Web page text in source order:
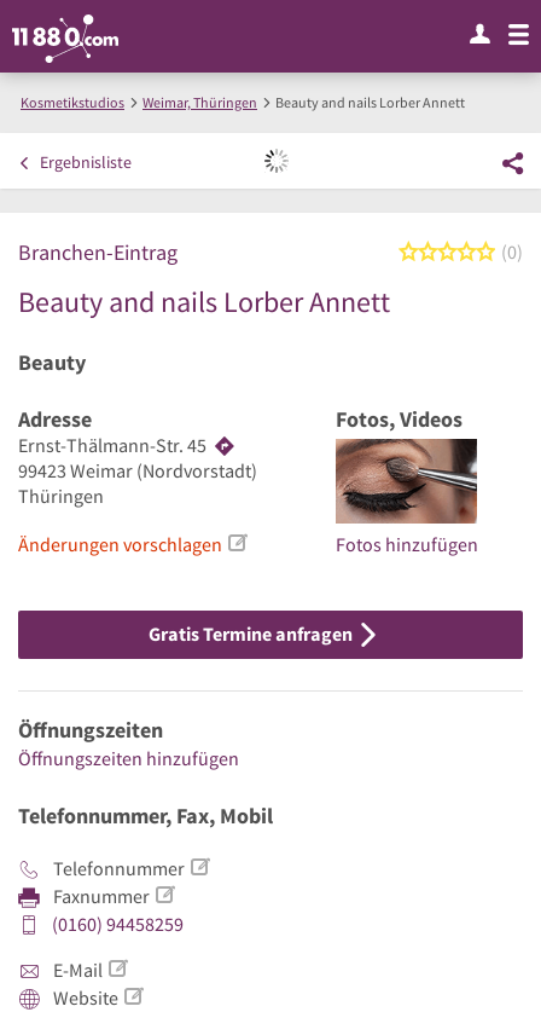
Kosmetikstudios Weimar, Thüringen Beauty and nails Lorber Annett
Ergebnisliste
Branchen-Eintrag 00
Beauty and nails Lorber Annett
Beauty
Adresse
Ernst-Thälmann-Str. 45
99423 Weimar (Nordvorstadt)
Thüringen
Änderungen vorschlagen
Fotos, Videos
Fotos hinzufügen
Gratis Termine anfragen
Öffnungszeiten
Öffnungszeiten hinzufügen
Telefonnummer, Fax, Mobil
Telefonnummer
Faxnummer
(0160) 94458259
E-Mail
Website